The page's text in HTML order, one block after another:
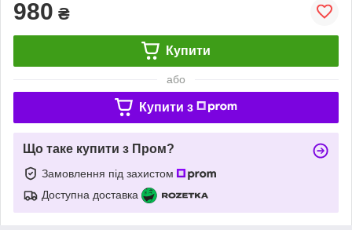
980 ₴
Купити
або
Купити з
Що таке купити з Пром?
Замовлення під захистом
Доступна доставка